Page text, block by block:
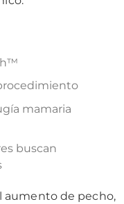
mamaria
buscan
aumento de pecho,